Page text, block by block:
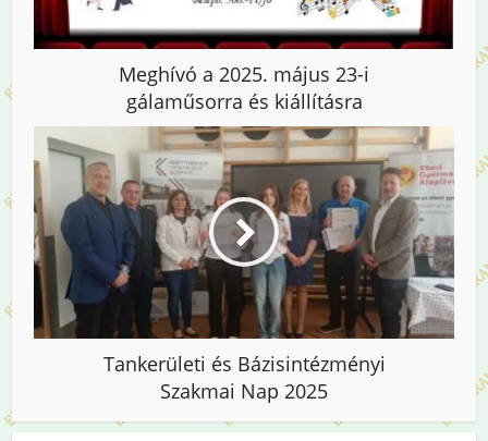
Meghívó a 2025. május 23-i
gálaműsorra és kiállításra
Tankerületi és Bázisintézményi
Szakmai Nap 2025